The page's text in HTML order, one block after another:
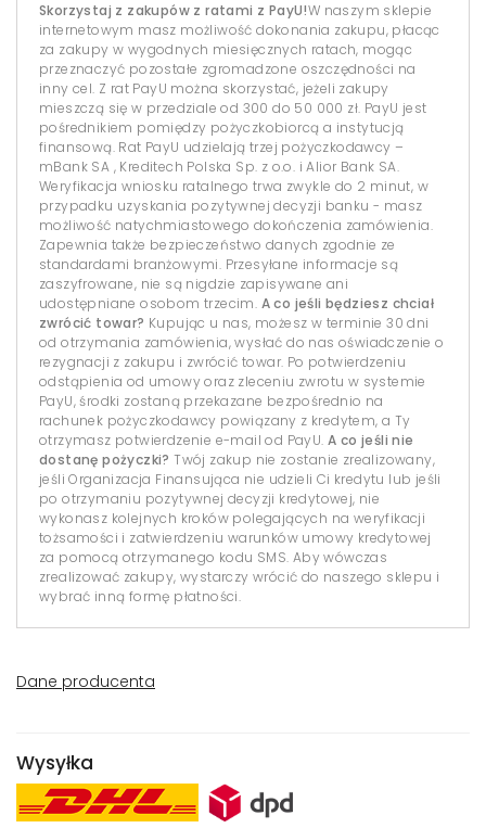
Skorzystaj z zakupów z ratami z PayU!W naszym sklepie
internetowym masz możliwość dokonania zakupu, płacąc
za zakupy w wygodnych miesięcznych ratach, mogąc
przeznaczyć pozostałe zgromadzone oszczędności na
inny cel. Z rat PayU można skorzystać, jeżeli zakupy
mieszczą się w przedziale od 300 do 50 000 zł. PayU jest
pośrednikiem pomiędzy pożyczkobiorcą a instytucją
finansową. Rat PayU udzielają trzej pożyczkodawcy –
mBank SA , Kreditech Polska Sp. z o.o. i Alior Bank SA.
Weryfikacja wniosku ratalnego trwa zwykle do 2 minut, w
przypadku uzyskania pozytywnej decyzji banku - masz
możliwość natychmiastowego dokończenia zamówienia.
Zapewnia także bezpieczeństwo danych zgodnie ze
standardami branżowymi. Przesyłane informacje są
zaszyfrowane, nie są nigdzie zapisywane ani
udostępniane osobom trzecim. A co jeśli będziesz chciał
zwrócić towar? Kupując u nas, możesz w terminie 30 dni
od otrzymania zamówienia, wysłać do nas oświadczenie o
rezygnacji z zakupu i zwrócić towar. Po potwierdzeniu
odstąpienia od umowy oraz zleceniu zwrotu w systemie
PayU, środki zostaną przekazane bezpośrednio na
rachunek pożyczkodawcy powiązany z kredytem, a Ty
otrzymasz potwierdzenie e-mail od PayU. A co jeśli nie
dostanę pożyczki? Twój zakup nie zostanie zrealizowany,
jeśli Organizacja Finansująca nie udzieli Ci kredytu lub jeśli
po otrzymaniu pozytywnej decyzji kredytowej, nie
wykonasz kolejnych kroków polegających na weryfikacji
tożsamości i zatwierdzeniu warunków umowy kredytowej
za pomocą otrzymanego kodu SMS. Aby wówczas
zrealizować zakupy, wystarczy wrócić do naszego sklepu i
wybrać inną formę płatności.
Dane producenta
Wysyłka